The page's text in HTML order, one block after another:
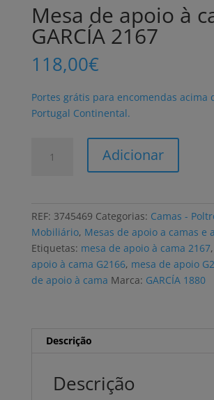
Mesa de apoio à
GARCÍA 2167
118,00€
Portes grátis para encomendas acima
Portugal Continental.
GARCÍA
2167
Adicionar
REF: 3745469 Categorias: Camas -
Mobiliário, Mesas de apoio a camas e
Etiquetas: mesa de apoio à cama 2167,
apoio à cama G2166, mesa de apoio
de apoio à cama Marca: GARCÍA 1880
Descrição
Descrição